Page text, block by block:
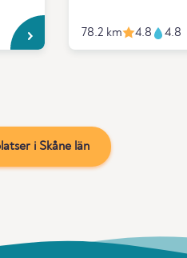
78.2 km 4.8 4.8
i Skåne län